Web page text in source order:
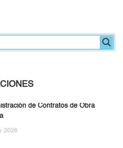
de Contratos de Obra
2026